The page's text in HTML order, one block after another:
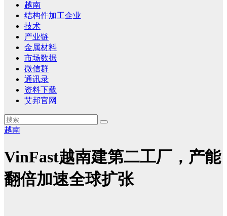
越南
结构件加工企业
技术
产业链
金属材料
市场数据
微信群
通讯录
资料下载
艾邦官网
越南
VinFast越南建第二工厂，产能
翻倍加速全球扩张